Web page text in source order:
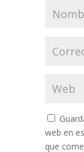
web en
que